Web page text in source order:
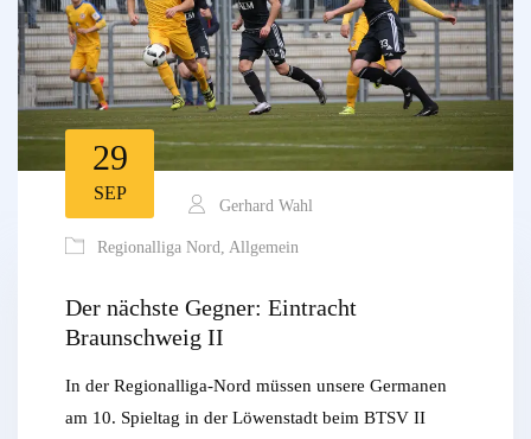
29
SEP
Gerhard Wahl
Regionalliga Nord, Allgemein
Der nächste Gegner: Eintracht
Braunschweig II
In der Regionalliga-Nord müssen unsere Germanen
am 10. Spieltag in der Löwenstadt beim BTSV II